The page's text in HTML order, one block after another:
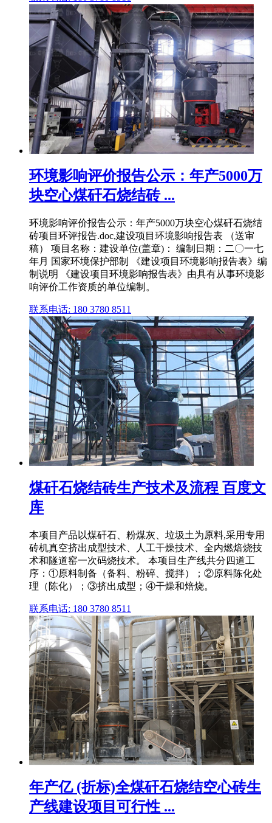
环境影响评价报告公示：年产5000万
块空心煤矸石烧结砖 ...
环境影响评价报告公示：年产5000万块空心煤矸石烧结
砖项目环评报告.doc,建设项目环境影响报告表 （送审
稿） 项目名称：建设单位(盖章)： 编制日期：二〇一七
年月 国家环境保护部制 《建设项目环境影响报告表》编
制说明 《建设项目环境影响报告表》由具有从事环境影
响评价工作资质的单位编制。
联系电话: 180 3780 8511
煤矸石烧结砖生产技术及流程 百度文
库
本项目产品以煤矸石、粉煤灰、垃圾土为原料,采用专用
砖机真空挤出成型技术、人工干燥技术、全内燃焙烧技
术和隧道窑一次码烧技术。 本项目生产线共分四道工
序：①原料制备（备料、粉碎、搅拌）；②原料陈化处
理（陈化）；③挤出成型；④干燥和焙烧。
联系电话: 180 3780 8511
年产亿 (折标)全煤矸石烧结空心砖生
产线建设项目可行性 ...